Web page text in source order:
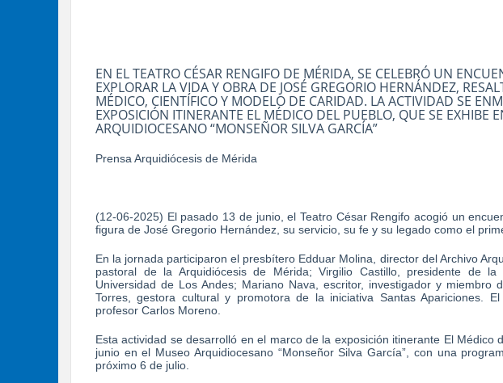
EN EL TEATRO CÉSAR RENGIFO DE MÉRIDA, SE CELEBRÓ UN
EXPLORAR LA VIDA Y OBRA DE JOSÉ GREGORIO HERNÁNDEZ,
MÉDICO, CIENTÍFICO Y MODELO DE CARIDAD. LA ACTIVIDAD SE
EXPOSICIÓN ITINERANTE EL MÉDICO DEL PUEBLO, QUE SE EXHIBE
ARQUIDIOCESANO “MONSEÑOR SILVA GARCÍA”
Prensa Arquidiócesis de Mérida
(12-06-2025) El pasado 13 de junio, el Teatro César Rengifo acogió un
figura de José Gregorio Hernández, su servicio, su fe y su legado como el
En la jornada participaron el presbítero Edduar Molina, director del Archivo
pastoral de la Arquidiócesis de Mérida; Virgilio Castillo, presidente de
Universidad de Los Andes; Mariano Nava, escritor, investigador y miembro
Torres, gestora cultural y promotora de la iniciativa Santas Apariciones.
profesor Carlos Moreno.
Esta actividad se desarrolló en el marco de la exposición itinerante El Médico
junio en el Museo Arquidiocesano “Monseñor Silva García”, con una
próximo 6 de julio.